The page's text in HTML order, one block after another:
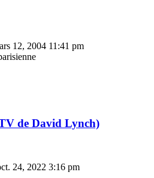
12, 2004 11:41 pm
de David Lynch)
24, 2022 3:16 pm